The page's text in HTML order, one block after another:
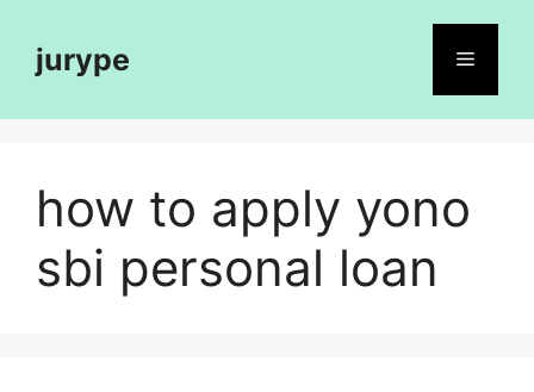
contentjurype Menu
how to apply yono
sbi personal loan